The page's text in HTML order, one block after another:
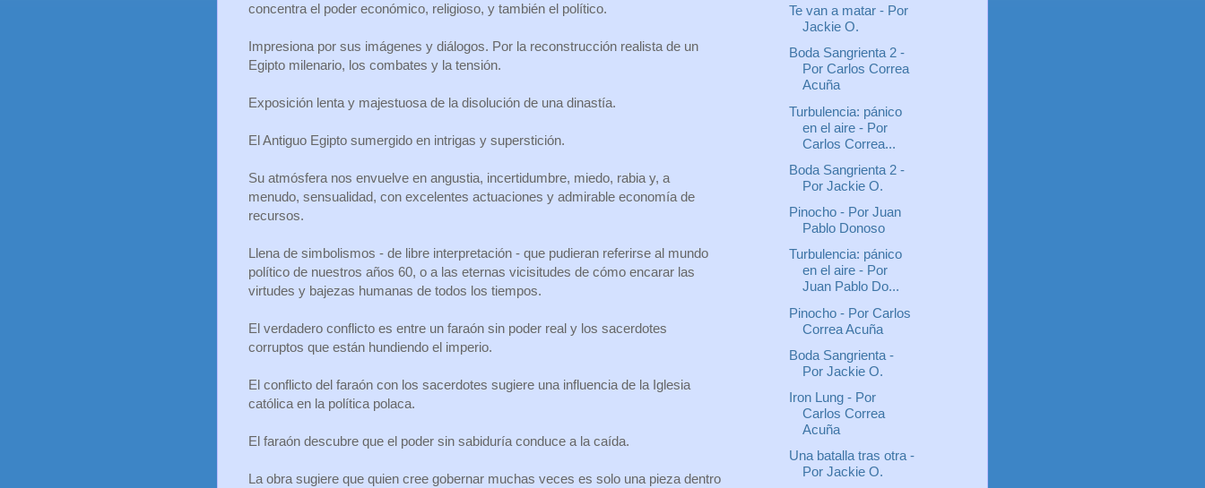
concentra el poder económico, religioso, y también el político.
Impresiona por sus imágenes y diálogos. Por la reconstrucción realista de un
Egipto milenario, los combates y la tensión.
Exposición lenta y majestuosa de la disolución de una dinastía.
El Antiguo Egipto sumergido en intrigas y superstición.
Su atmósfera nos envuelve en angustia, incertidumbre, miedo, rabia y, a
menudo, sensualidad, con excelentes actuaciones y admirable economía de
recursos.
Llena de simbolismos - de libre interpretación - que pudieran referirse al mundo
político de nuestros años 60, o a las eternas vicisitudes de cómo encarar las
virtudes y bajezas humanas de todos los tiempos.
El verdadero conflicto es entre un faraón sin poder real y los sacerdotes
corruptos que están hundiendo el imperio.
El conflicto del faraón con los sacerdotes sugiere una influencia de la Iglesia
católica en la política polaca.
El faraón descubre que el poder sin sabiduría conduce a la caída.
La obra sugiere que quien cree gobernar muchas veces es solo una pieza dentro
Te van a matar - Por
Jackie O.
Boda Sangrienta 2 -
Por Carlos Correa
Acuña
Turbulencia: pánico
en el aire - Por
Carlos Correa...
Boda Sangrienta 2 -
Por Jackie O.
Pinocho - Por Juan
Pablo Donoso
Turbulencia: pánico
en el aire - Por
Juan Pablo Do...
Pinocho - Por Carlos
Correa Acuña
Boda Sangrienta -
Por Jackie O.
Iron Lung - Por
Carlos Correa
Acuña
Una batalla tras otra -
Por Jackie O.